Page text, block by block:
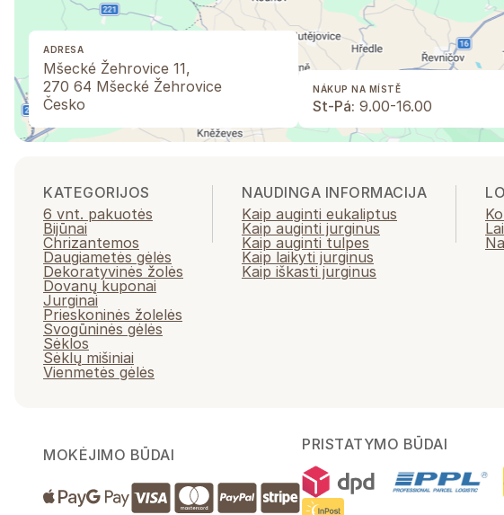
ADRESA
Mšecké Žehrovice 11,
270 64 Mšecké Žehrovice
Česko
NÁKUP NA MÍSTĚ
St-Pá: 9.00-16.00
KATEGORIJOS
6 vnt. pakuotės
Bijūnai
Chrizantemos
Daugiametės gėlės
Dekoratyvinės žolės
Dovanų kuponai
Jurginai
Prieskoninės žolelės
Svogūninės gėlės
Sėklos
Sėklų mišiniai
Vienmetės gėlės
NAUDINGA INFORMACIJA
Kaip auginti eukaliptus
Kaip auginti jurginus
Kaip auginti tulpes
Kaip laikyti jurginus
Kaip iškasti jurginus
MOKĖJIMO BŪDAI
PRISTATYMO BŪDAI